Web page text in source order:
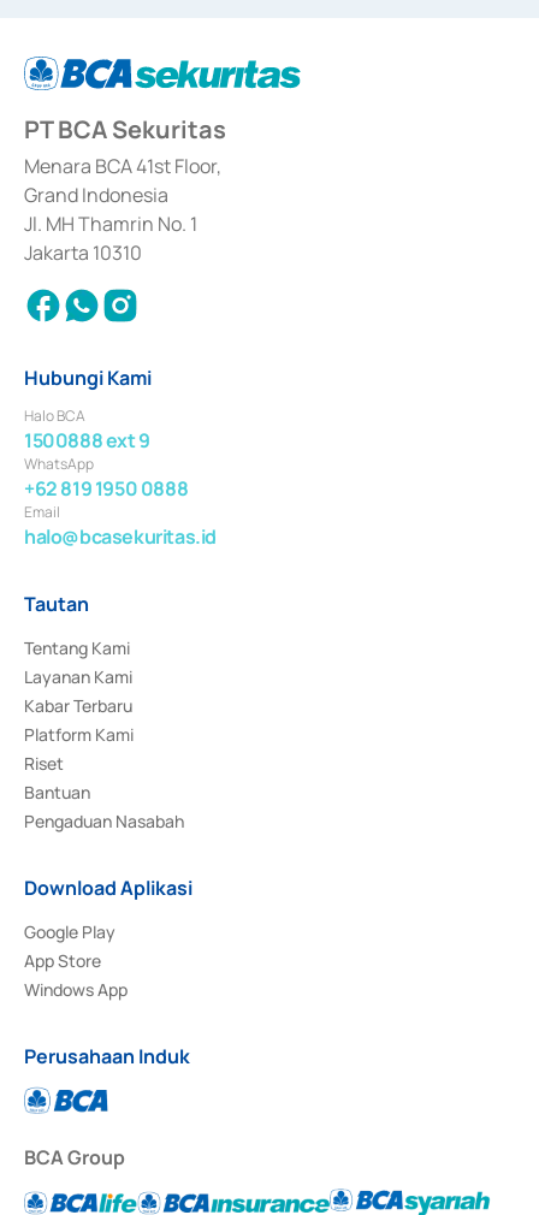
berdasarkan surat keputusan Otoritas Jasa Keuangan Nomor S-
67/PM.21/2017 tanggal 3 Februari 2017, dan beberapa izin usaha lainnya
Sertifikat Deposito di Pasar Uang yang izinnya diterbitkan pada tahun 2017
dan izin usaha lainnya dari Bank Indonesia sebagai Lembaga Pendukung
Penerbitan, Transaksi, serta Penatausahaan dan Penyelesaian Transaksi
Surat Berharga Komersial yang izinnya diterbitkan pada tahun 2018.
PT BCA Sekuritas
Menara BCA 41st Floor,
Grand Indonesia
Jl. MH Thamrin No. 1
Jakarta 10310
Hubungi Kami
Halo BCA
1500888 ext 9
WhatsApp
+62 819 1950 0888
Email
halo@bcasekuritas.id
Tautan
Tentang Kami
Layanan Kami
Kabar Terbaru
Platform Kami
Riset
Bantuan
Pengaduan Nasabah
Download Aplikasi
Google Play
App Store
Windows App
Perusahaan Induk
BCA Group